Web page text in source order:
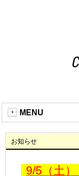
MENU
お知らせ
9/5（土